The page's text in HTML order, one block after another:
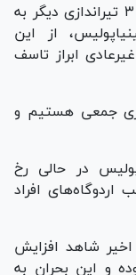
این شهر در ۲ هفته گذشته شاهد وقوع ۳ تیراندازی دیگر به
از این
ابراز تاسف
جمعی هستیم و
در حالی رخ
افراد
شاهد افزایش
و این بحران به